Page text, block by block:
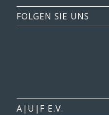
FOLGEN SIE UNS
A|U|F E.V.